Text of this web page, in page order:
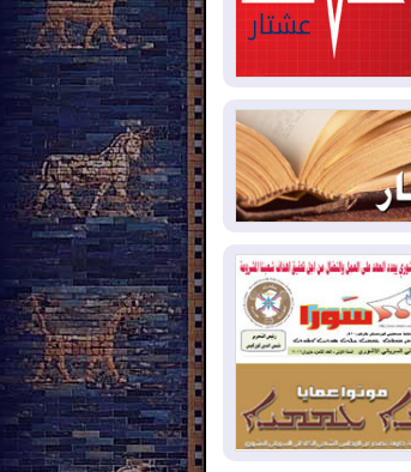
يطوقان
في الظلام مجددا
أوامر بإجلاء 60 ألف شخص
واشنطن
"حسابي" يُمهل
أغسطس لاستلام
تحذران بغداد:
سيواجه برد